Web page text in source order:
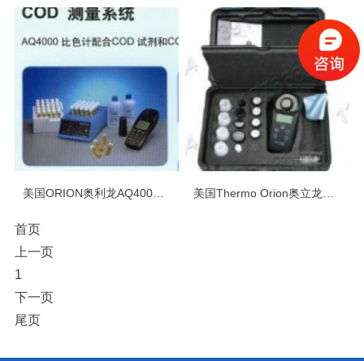
美国ORION奥利龙AQ4001化学耗氧量COD测量仪
首页
上一页
1
下一页
尾页